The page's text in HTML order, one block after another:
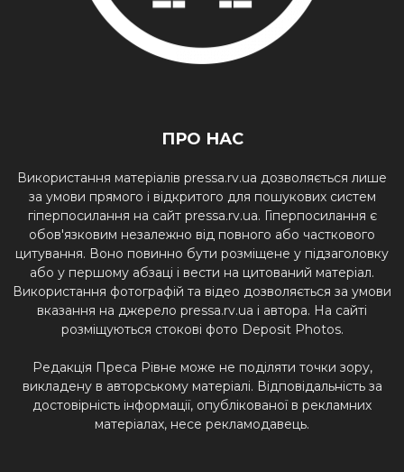
ПРО НАС
Використання матеріалів pressa.rv.ua дозволяється лише
за умови прямого і відкритого для пошукових систем
гіперпосилання на сайт pressa.rv.ua. Гіперпосилання є
обов'язковим незалежно від повного або часткового
цитування. Воно повинно бути розміщене у підзаголовку
або у першому абзаці і вести на цитований матеріал.
Використання фотографій та відео дозволяється за умови
вказання на джерело pressa.rv.ua і автора. На сайті
розміщуються стокові фото Deposit Photos.
Редакція Преса Рівне може не поділяти точки зору,
викладену в авторському матеріалі. Відповідальність за
достовірність інформації, опублікованої в рекламних
матеріалах, несе рекламодавець.